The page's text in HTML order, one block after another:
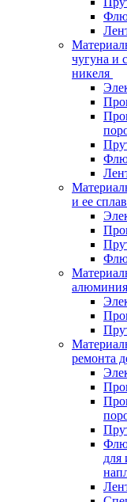
чугуна и
никеля
и ее
алюминия
ремонта
для